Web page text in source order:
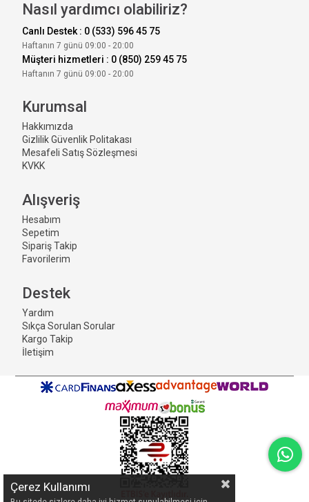
Nasıl yardımcı olabiliriz?
Canlı Destek : 0 (533) 596 45 75
Haftanın 7 günü 09:00 - 20:00
Müşteri hizmetleri : 0 (850) 259 45 75
Haftanın 7 günü 09:00 - 20:00
Kurumsal
Hakkımızda
Gizlilik Güvenlik Politakası
Mesafeli Satış Sözleşmesi
KVKK
Alışveriş
Hesabım
Sepetim
Sipariş Takip
Favorilerim
Destek
Yardım
Sıkça Sorulan Sorular
Kargo Takip
İletişim
Çerez Kullanımı